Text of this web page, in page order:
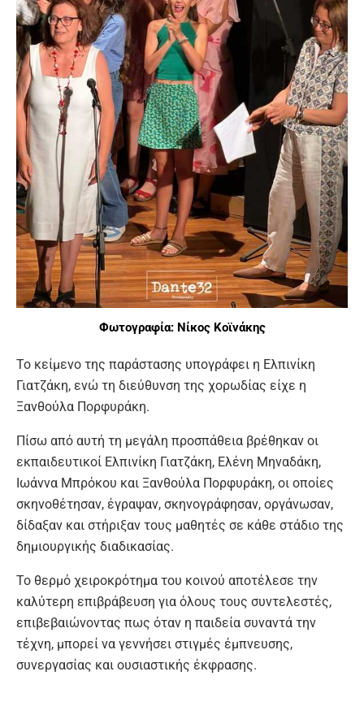
Φωτογραφία: Νίκος Κοϊνάκης
Το κείμενο της παράστασης υπογράφει η Ελπινίκη
Γιατζάκη, ενώ τη διεύθυνση της χορωδίας είχε η
Ξανθούλα Πορφυράκη.
Πίσω από αυτή τη μεγάλη προσπάθεια βρέθηκαν οι
εκπαιδευτικοί Ελπινίκη Γιατζάκη, Ελένη Μηναδάκη,
Ιωάννα Μπρόκου και Ξανθούλα Πορφυράκη, οι οποίες
σκηνοθέτησαν, έγραψαν, σκηνογράφησαν, οργάνωσαν,
δίδαξαν και στήριξαν τους μαθητές σε κάθε στάδιο της
δημιουργικής διαδικασίας.
Το θερμό χειροκρότημα του κοινού αποτέλεσε την
καλύτερη επιβράβευση για όλους τους συντελεστές,
επιβεβαιώνοντας πως όταν η παιδεία συναντά την
τέχνη, μπορεί να γεννήσει στιγμές έμπνευσης,
συνεργασίας και ουσιαστικής έκφρασης.